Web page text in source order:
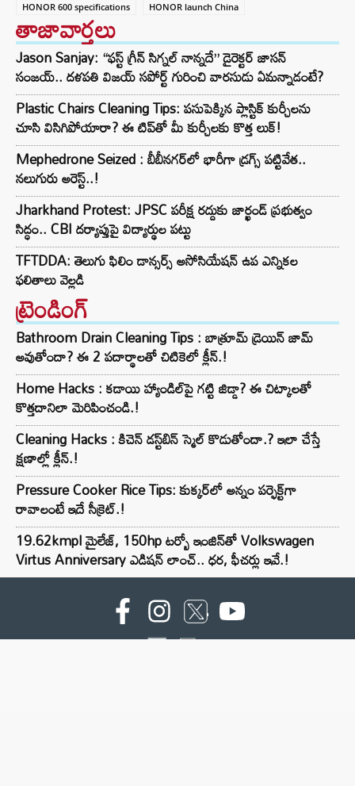
HONOR 600 specifications
HONOR launch China
తాజావార్తలు
Jason Sanjay: “ఫస్ట్ గ్రీన్ సిగ్నల్ నాన్నదే” డైరెక్టర్‌ జాసన్
సంజయ్.. దళపతి విజయ్ సపోర్ట్ గురించి వారసుడు ఏమన్నాడంటే?
Plastic Chairs Cleaning Tips: పసుపెక్కిన ప్లాస్టిక్ కుర్చీలను
చూసి విసిగిపోయారా? ఈ టిప్‌తో మీ కుర్చీలకు కొత్త లుక్!
Mephedrone Seized : బీబీనగర్‌లో భారీగా డ్రగ్స్ పట్టివేత..
నలుగురు అరెస్ట్..!
Jharkhand Protest: JPSC పరీక్ష రద్దుకు జార్ఖండ్ ప్రభుత్వం
సిద్ధం.. CBI దర్యాప్తుపై విద్యార్థుల పట్టు
TFTDDA: తెలుగు ఫిలిం డాన్సర్స్ అసోసియేషన్ ఉప ఎన్నికల
ఫలితాలు వెల్లడి
ట్రెండింగ్‌
Bathroom Drain Cleaning Tips : బాత్రూమ్ డ్రెయిన్ జామ్
అవుతోందా? ఈ 2 పదార్థాలతో చిటికెలో క్లీన్.!
Home Hacks : కడాయి హ్యాండిల్‌పై గట్టి జిడ్డా? ఈ చిట్కాలతో
కొత్తదానిలా మెరిపించండి.!
Cleaning Hacks : కిచెన్ డస్ట్‌బిన్ స్మెల్ కొడుతోందా.? ఇలా చేస్తే
క్షణాల్లో క్లీన్.!
Pressure Cooker Rice Tips: కుక్కర్‌లో అన్నం పర్ఫెక్ట్‌గా
రావాలంటే ఇదే సీక్రెట్.!
19.62kmpl మైలేజ్, 150hp టర్బో ఇంజిన్‌తో Volkswagen
Virtus Anniversary ఎడిషన్ లాంచ్.. ధర, ఫీచర్లు ఇవే.!